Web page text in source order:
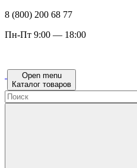
8 (800) 200 68 77
Пн-Пт 9:00 — 18:00
Open menu
Каталог товаров